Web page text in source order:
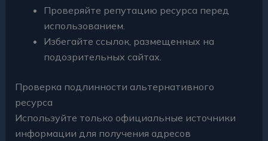
Проверяйте репутацию ресурса перед
использованием.
Избегайте ссылок, размещенных на
подозрительных сайтах.
Проверка подлинности альтернативного
ресурса
Используйте только официальные источники
информации для получения адресов